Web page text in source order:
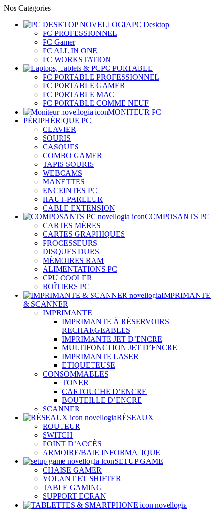
Nos Catégories
PC Desktop
PC PROFESSIONNEL
PC Gamer
PC ALL IN ONE
PC WORKSTATION
PC PORTABLE
PC PORTABLE PROFESSIONNEL
PC PORTABLE GAMER
PC PORTABLE MAC
PC PORTABLE COMME NEUF
MONITEUR PC
PÉRIPHÉRIQUE PC
CLAVIER
SOURIS
CASQUES
COMBO GAMER
TAPIS SOURIS
WEBCAMS
MANETTES
ENCEINTES PC
HAUT-PARLEUR
CABLE EXTENSION
COMPOSANTS PC
CARTES MÈRES
CARTES GRAPHIQUES
PROCESSEURS
DISQUES DURS
MÉMOIRES RAM
ALIMENTATIONS PC
CPU COOLER
BOÎTIERS PC
IMPRIMANTE
& SCANNER
IMPRIMANTE
IMPRIMANTE À RÉSERVOIRS
RECHARGEABLES
IMPRIMANTE JET D’ENCRE
MULTIFONCTION JET D’ENCRE
IMPRIMANTE LASER
ÉTIQUETEUSE
CONSOMMABLES
TONER
CARTOUCHE D’ENCRE
BOUTEILLE D’ENCRE
SCANNER
RÉSEAUX
ROUTEUR
SWITCH
POINT D’ACCÈS
ARMOIRE/BAIE INFORMATIQUE
SETUP GAME
CHAISE GAMER
VOLANT ET SHIFTER
TABLE GAMING
SUPPORT ECRAN